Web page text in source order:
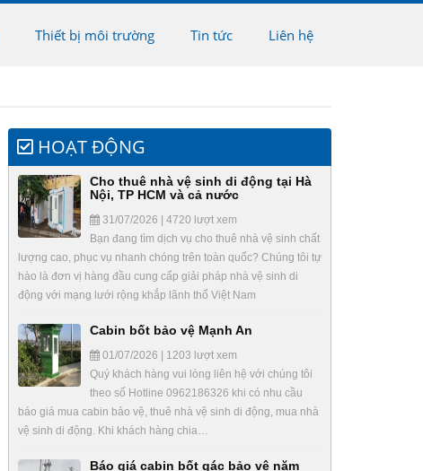
Thiết bị môi trường Tin tức Liên hệ
HOẠT ĐỘNG
Cho thuê nhà vệ sinh di động tại Hà
Nội, TP HCM và cả nước
31/07/2026 | 4720 lượt xem
Bạn đang tìm dịch vụ cho thuê nhà vệ sinh chất
lượng cao, phục vụ nhanh chóng trên toàn quốc? Chúng tôi tự
hào là đơn vị hàng đầu cung cấp giải pháp nhà vệ sinh di
động với mạng lưới rộng khắp lãnh thổ Việt Nam
Cabin bốt bảo vệ Mạnh An
01/07/2026 | 1203 lượt xem
Quý khách hàng vui lòng liên hệ với chúng tôi
theo số Hotline 0962186326 khi có nhu cầu
báo giá mua cabin bảo vệ, thuê nhà vệ sinh di động, mua nhà
vệ sinh di động. Khi khách hàng chia…
Báo giá cabin bốt gác bảo vệ năm